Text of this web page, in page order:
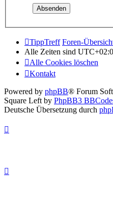
TippTreff Foren-
Alle Zeiten sind
Alle Cookies löschen
Kontakt
Powered by phpBB® Forum
Square Left by PhpBB3
Deutsche Übersetzung durch